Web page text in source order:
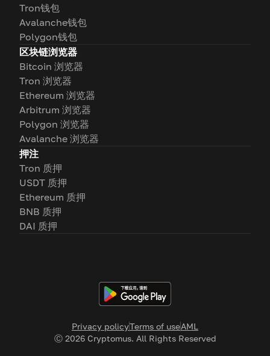
Privacy policyTerms of useAML
Ⓒ 2026Cryptomus. All Rights Reserved
Tron钱包
Avalanche钱包
Polygon钱包
区块链浏览器
Bitcoin 浏览器
Tron 浏览器
Ethereum 浏览器
Arbitrum 浏览器
Polygon 浏览器
Avalanche 浏览器
押注
Tron 质押
USDT 质押
Ethereum 质押
BNB 质押
DAI 质押